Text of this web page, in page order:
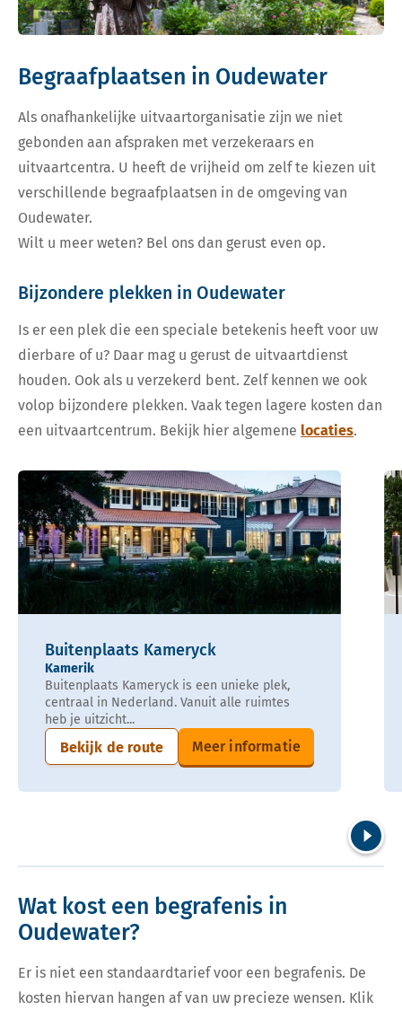
Begraafplaatsen in Oudewater
Als onafhankelijke uitvaartorganisatie zijn we niet
gebonden aan afspraken met verzekeraars en
uitvaartcentra. U heeft de vrijheid om zelf te kiezen uit
verschillende begraafplaatsen in de omgeving van
Oudewater.
Wilt u meer weten? Bel ons dan gerust even op.
Bijzondere plekken in Oudewater
Is er een plek die een speciale betekenis heeft voor uw
dierbare of u? Daar mag u gerust de uitvaartdienst
houden. Ook als u verzekerd bent. Zelf kennen we ook
volop bijzondere plekken. Vaak tegen lagere kosten dan
een uitvaartcentrum. Bekijk hier algemene locaties.
Buitenplaats Kameryck
Kamerik
Buitenplaats Kameryck is een unieke plek,
centraal in Nederland. Vanuit alle ruimtes
heb je uitzicht...
Bekijk de route Meer informatie
Wat kost een begrafenis in
Oudewater?
Er is niet een standaardtarief voor een begrafenis. De
kosten hiervan hangen af van uw precieze wensen. Klik